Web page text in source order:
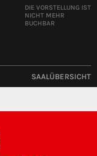
DIE VORSTELLUNG IST
NICHT MEHR
BUCHBAR
SAALÜBERSICHT